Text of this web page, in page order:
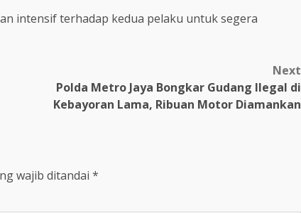
intensif terhadap kedua pelaku untuk segera
Next
Polda Metro Jaya Bongkar Gudang Ilegal di
Kebayoran Lama, Ribuan Motor Diamankan
wajib ditandai *